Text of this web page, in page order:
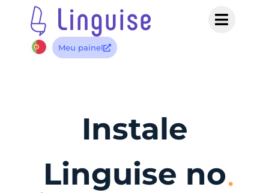
Meu painel
Instale
Linguise no